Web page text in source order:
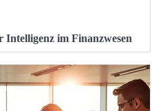
im Finanzwesen